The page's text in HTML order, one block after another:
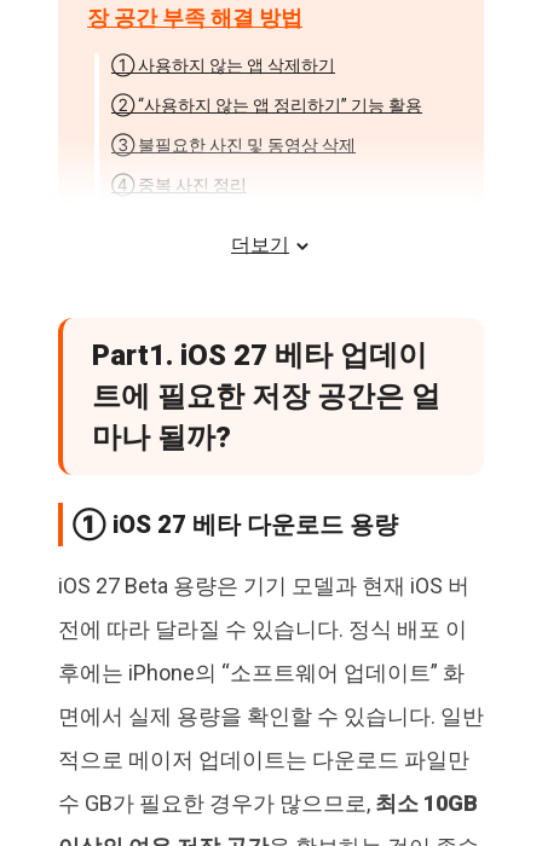
장 공간 부족 해결 방법
① 사용하지 않는 앱 삭제하기
② “사용하지 않는 앱 정리하기” 기능 활용
③ 불필요한 사진 및 동영상 삭제
④ 중복 사진 정리
Part4. 그래도 저장 공간이 부족할
때 해결 방법
① iCloud 사진으로 저장 공간 절약하기
관련 FAQ
더보기
Part1. iOS 27 베타 업데이
트에 필요한 저장 공간은 얼
마나 될까?
① iOS 27 베타 다운로드 용량
iOS 27 Beta 용량은 기기 모델과 현재 iOS 버
전에 따라 달라질 수 있습니다. 정식 배포 이
후에는 iPhone의 “소프트웨어 업데이트” 화
면에서 실제 용량을 확인할 수 있습니다. 일반
적으로 메이저 업데이트는 다운로드 파일만
수 GB가 필요한 경우가 많으므로, 최소 10GB